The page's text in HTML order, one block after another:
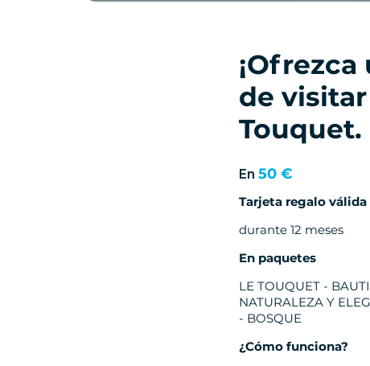
de
Touquet.
En 50 €
Tarjeta regalo válida
durante 12 meses
En paquetes
LE TOUQUET -
NATURALEZA Y
- BOSQUE
¿Cómo funciona?